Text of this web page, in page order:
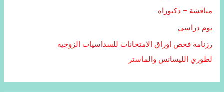
مناقشة – دكتوراه
يوم دراسي
رزنامة فحص اوراق الامتحانات للسداسيات الزوجية
لطوري الليسانس والماستر